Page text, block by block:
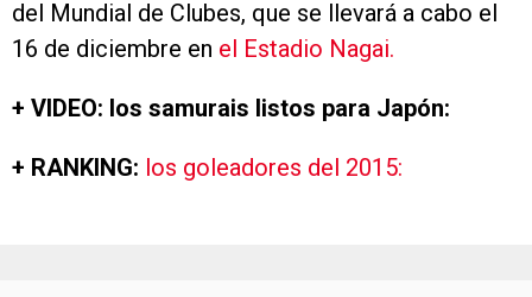
del Mundial de Clubes, que se llevará a cabo el
16 de diciembre en el Estadio Nagai.
+ VIDEO: los samurais listos para Japón:
+ RANKING: los goleadores del 2015: